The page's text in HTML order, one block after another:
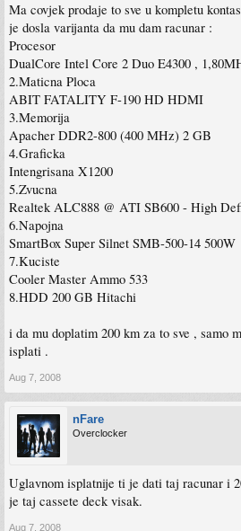
Ma covjek prodaje to sve u kompletu
je dosla varijanta da mu dam racunar :
Procesor
DualCore Intel Core 2 Duo E4300 ,
2.Maticna Ploca
ABIT FATALITY F-190 HD HDMI
3.Memorija
Apacher DDR2-800 (400 MHz) 2 GB
4.Graficka
Intengrisana X1200
5.Zvucna
Realtek ALC888 @ ATI SB600 - High
6.Napojna
SmartBox Super Silnet SMB-500-14 500W
7.Kuciste
Cooler Master Ammo 533
8.HDD 200 GB Hitachi
i da mu doplatim 200 km za to sve , samo
isplati .
Aug 7, 2008
nFare
Overclocker
Uglavnom isplatnije ti je dati taj racunar i
je taj cassete deck visak.
Aug 7, 2008